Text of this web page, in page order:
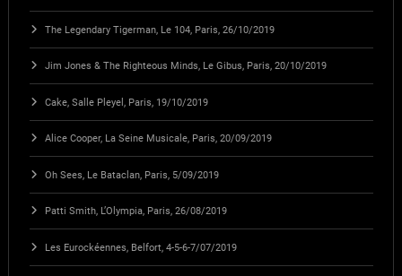
The Legendary Tigerman, Le 104, Paris, 26/10/2019
Jim Jones & The Righteous Minds, Le Gibus, Paris, 20/10/2019
Cake, Salle Pleyel, Paris, 19/10/2019
Alice Cooper, La Seine Musicale, Paris, 20/09/2019
Oh Sees, Le Bataclan, Paris, 5/09/2019
Patti Smith, L’Olympia, Paris, 26/08/2019
Les Eurockéennes, Belfort, 4-5-6-7/07/2019